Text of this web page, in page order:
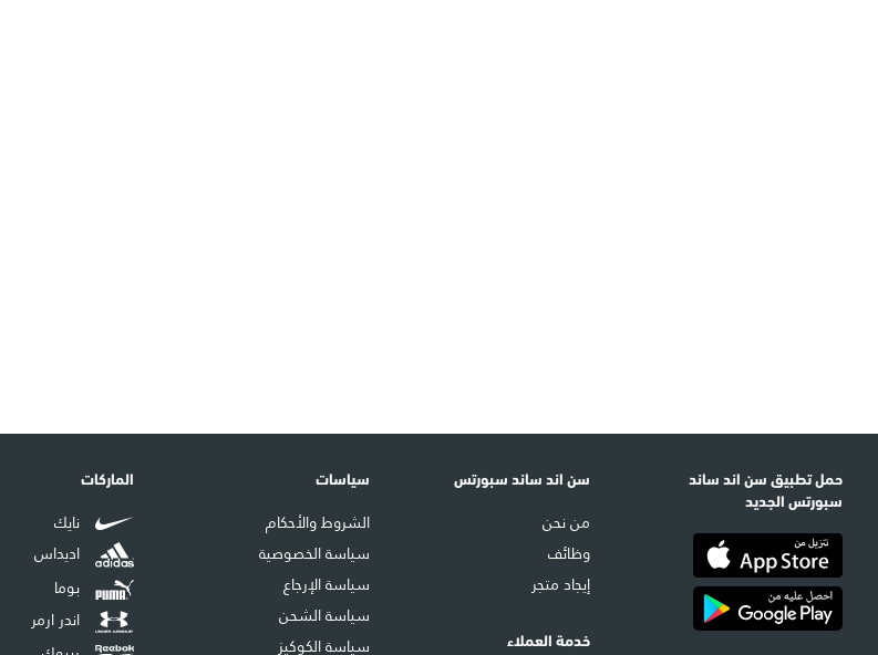
حمل تطبيق سن اند ساند
سبورتس الجديد
سن اند ساند سبورتس
من نحن
وظائف
إيجاد متجر
خدمة العملاء
سياسات
الشروط والأحكام
سياسة الخصوصية
سياسة الإرجاع
سياسة الشحن
سياسة الكوكيز
الماركات
نايك
اديداس
بوما
اندر ارمر